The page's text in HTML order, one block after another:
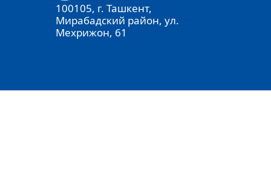
100105, г. Ташкент,
Мирабадский район, ул.
Мехрижон, 61